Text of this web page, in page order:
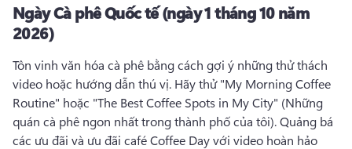
Ngày Cà phê Quốc tế (ngày 1 tháng 10 năm
2026)
Tôn vinh văn hóa cà phê bằng cách gợi ý những thử thách
video hoặc hướng dẫn thú vị. Hãy thử "My Morning Coffee
Routine" hoặc "The Best Coffee Spots in My City" (Những
quán cà phê ngon nhất trong thành phố của tôi). Quảng bá
các ưu đãi và ưu đãi café Coffee Day với video hoàn hảo